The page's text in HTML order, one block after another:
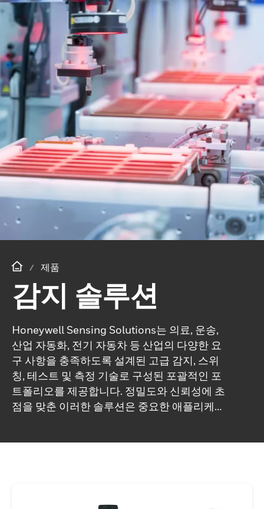
제품
감지 솔루션
Honeywell Sensing Solutions는 의료, 운송,
산업 자동화, 전기 자동차 등 산업의 다양한 요
구 사항을 충족하도록 설계된 고급 감지, 스위
칭, 테스트 및 측정 기술로 구성된 포괄적인 포
트폴리오를 제공합니다. 정밀도와 신뢰성에 초
점을 맞춘 이러한 솔루션은 중요한 애플리케이